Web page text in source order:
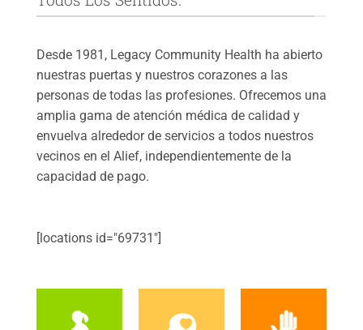
Desde 1981, Legacy Community Health ha abierto
nuestras puertas y nuestros corazones a las
personas de todas las profesiones. Ofrecemos una
amplia gama de atención médica de calidad y
envuelva alrededor de servicios a todos nuestros
vecinos en el Alief, independientemente de la
capacidad de pago.
[locations id="69731"]